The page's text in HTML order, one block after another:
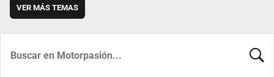
VER MÁS TEMAS